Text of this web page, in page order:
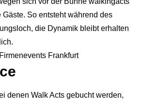
So entsteht während des
die Dynamik bleibt erhalten
denen Walk Acts gebucht werden,